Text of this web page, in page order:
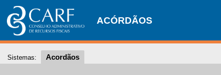
ACÓRDÃOS
Sistemas: Acordãos